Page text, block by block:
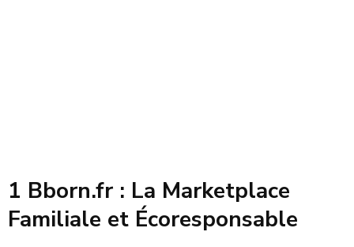
1 Bborn.fr : La Marketplace
Familiale et Écoresponsable